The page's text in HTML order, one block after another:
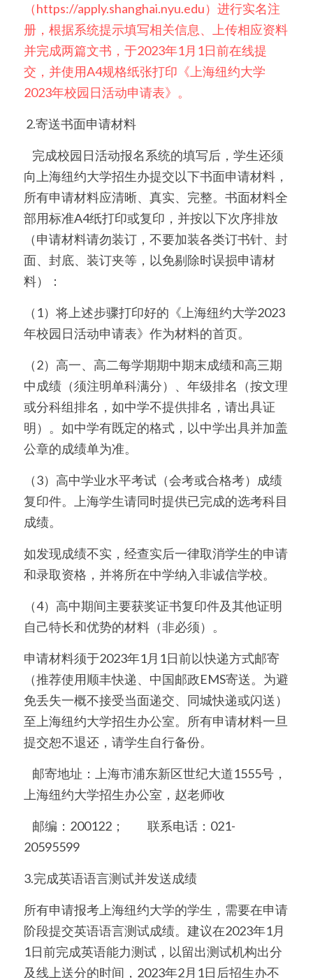
（https://apply.shanghai.nyu.edu）进行实名注
册，根据系统提示填写相关信息、上传相应资料
并完成两篇文书，于2023年1月1日前在线提
交，并使用A4规格纸张打印《上海纽约大学
2023年校园日活动申请表》。
2.寄送书面申请材料
向上海纽约大学招生办提交以下书面申请材料，
所有申请材料应清晰、真实、完整。书面材料全
部用标准A4纸打印或复印，并按以下次序排放
（申请材料请勿装订，不要加装各类订书针、封
面、封底、装订夹等，以免剔除时误损申请材
料）：
（1）将上述步骤打印好的《上海纽约大学2023
年校园日活动申请表》作为材料的首页。
（2）高一、高二每学期期中期末成绩和高三期
中成绩（须注明单科满分）、年级排名（按文理
或分科组排名，如中学不提供排名，请出具证
明）。如中学有既定的格式，以中学出具并加盖
公章的成绩单为准。
（3）高中学业水平考试（会考或合格考）成绩
复印件。上海学生请同时提供已完成的选考科目
成绩。
如发现成绩不实，经查实后一律取消学生的申请
和录取资格，并将所在中学纳入非诚信学校。
（4）高中期间主要获奖证书复印件及其他证明
自己特长和优势的材料（非必须）。
申请材料须于2023年1月1日前以快递方式邮寄
（推荐使用顺丰快递、中国邮政EMS寄送。为避
免丢失一概不接受当面递交、同城快递或闪送）
至上海纽约大学招生办公室。所有申请材料一旦
提交恕不退还，请学生自行备份。
上海纽约大学招生办公室，赵老师收
20595599
3.完成英语语言测试并发送成绩
所有申请报考上海纽约大学的学生，需要在申请
阶段提交英语语言测试成绩。建议在2023年1月
1日前完成英语能力测试，以留出测试机构出分
及线上送分的时间，2023年2月1日后招生办不